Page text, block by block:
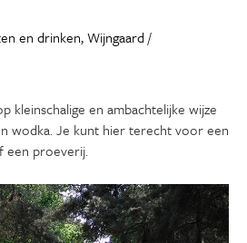
en drinken, Wijngaard /
kleinschalige en ambachtelijke wijze
wodka. Je kunt hier terecht voor een
een proeverij.